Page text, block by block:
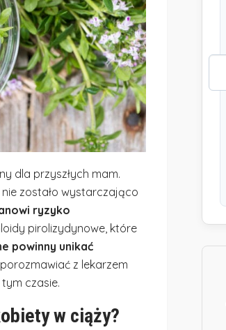
dla przyszłych mam.
zostało wystarczająco
ryzyko
pirolizydynowe, które
powinny unikać
z lekarzem
czasie.
w ciąży?